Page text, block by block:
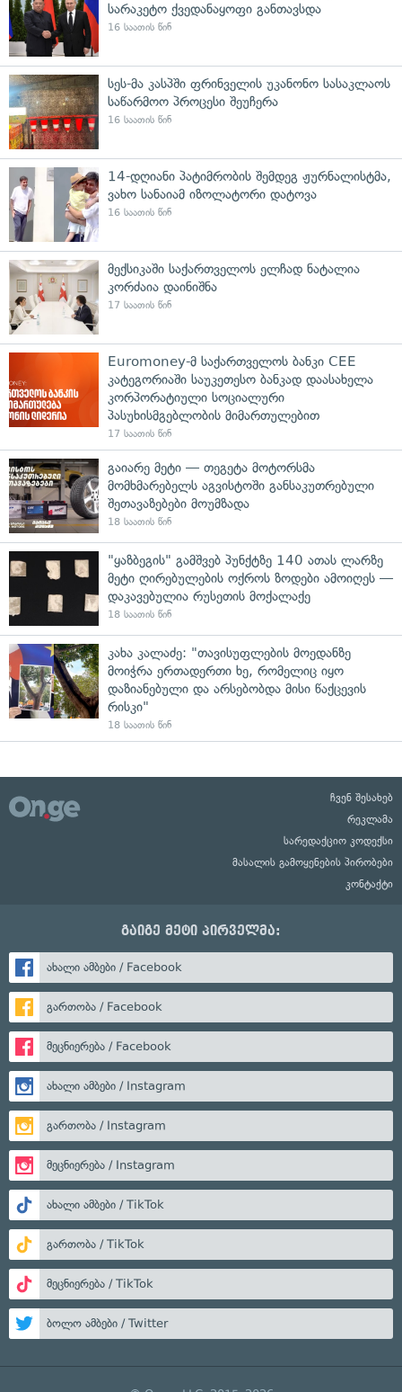
სარაკეტო ქვედანაყოფი განთავსდა
16 საათის წინ
სეს-მა კასპში ფრინველის უკანონო სასაკლაოს
საწარმოო პროცესი შეუჩერა
16 საათის წინ
14-დღიანი პატიმრობის შემდეგ ჟურნალისტმა,
ვახო სანაიამ იზოლატორი დატოვა
16 საათის წინ
მექსიკაში საქართველოს ელჩად ნატალია
კორძაია დაინიშნა
17 საათის წინ
Euromoney-მ საქართველოს ბანკი CEE
კატეგორიაში საუკეთესო ბანკად დაასახელა
კორპორატიული სოციალური
პასუხისმგებლობის მიმართულებით
17 საათის წინ
გაიარე მეტი — თეგეტა მოტორსმა
მომხმარებელს აგვისტოში განსაკუთრებული
შეთავაზებები მოუმზადა
18 საათის წინ
"ყაზბეგის" გამშვებ პუნქტზე 140 ათას ლარზე
მეტი ღირებულების ოქროს ზოდები ამოიღეს —
დაკავებულია რუსეთის მოქალაქე
18 საათის წინ
კახა კალაძე: "თავისუფლების მოედანზე
მოიჭრა ერთადერთი ხე, რომელიც იყო
დაზიანებული და არსებობდა მისი წაქცევის
რისკი"
18 საათის წინ
ჩვენ შესახებ
რეკლამა
სარედაქციო კოდექსი
მასალის გამოყენების პირობები
კონტაქტი
გაიგე მეტი პირველმა:
ახალი ამბები / Facebook
გართობა / Facebook
მეცნიერება / Facebook
ახალი ამბები / Instagram
გართობა / Instagram
მეცნიერება / Instagram
ახალი ამბები / TikTok
გართობა / TikTok
მეცნიერება / TikTok
ბოლო ამბები / Twitter